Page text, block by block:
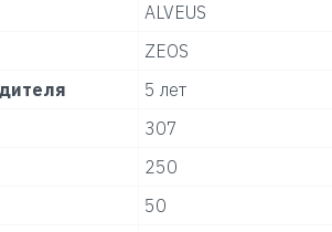
ALVEUS
ZEOS
5 лет
307
250
50